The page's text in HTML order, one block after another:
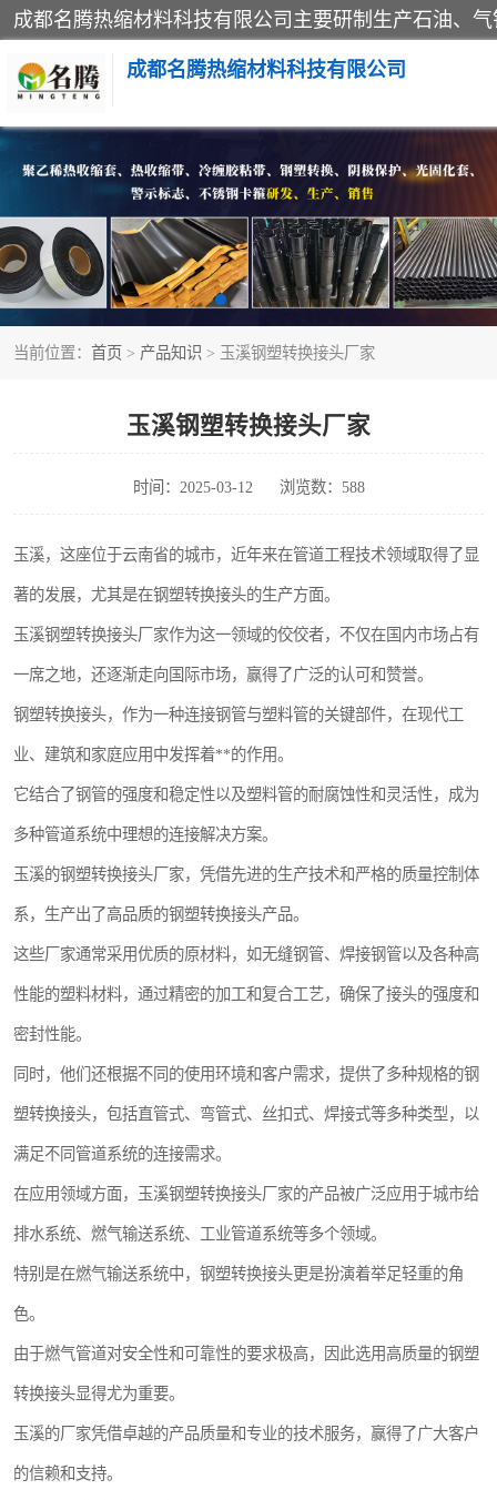
成都名腾热缩材料科技有限公司
当前位置： 首页 > 产品知识 > 玉溪钢塑转换接头厂家
玉溪钢塑转换接头厂家
时间：2025-03-12 浏览数：588
玉溪，这座位于云南省的城市，近年来在管道工程技术领域取得了显
著的发展，尤其是在钢塑转换接头的生产方面。
玉溪钢塑转换接头厂家作为这一领域的佼佼者，不仅在国内市场占有
一席之地，还逐渐走向国际市场，赢得了广泛的认可和赞誉。
钢塑转换接头，作为一种连接钢管与塑料管的关键部件，在现代工
业、建筑和家庭应用中发挥着**的作用。
它结合了钢管的强度和稳定性以及塑料管的耐腐蚀性和灵活性，成为
多种管道系统中理想的连接解决方案。
玉溪的钢塑转换接头厂家，凭借先进的生产技术和严格的质量控制体
系，生产出了高品质的钢塑转换接头产品。
这些厂家通常采用优质的原材料，如无缝钢管、焊接钢管以及各种高
性能的塑料材料，通过精密的加工和复合工艺，确保了接头的强度和
密封性能。
同时，他们还根据不同的使用环境和客户需求，提供了多种规格的钢
塑转换接头，包括直管式、弯管式、丝扣式、焊接式等多种类型，以
满足不同管道系统的连接需求。
在应用领域方面，玉溪钢塑转换接头厂家的产品被广泛应用于城市给
排水系统、燃气输送系统、工业管道系统等多个领域。
特别是在燃气输送系统中，钢塑转换接头更是扮演着举足轻重的角
色。
由于燃气管道对安全性和可靠性的要求极高，因此选用高质量的钢塑
转换接头显得尤为重要。
玉溪的厂家凭借卓越的产品质量和专业的技术服务，赢得了广大客户
的信赖和支持。
热收缩套（闭口套）
热收缩缠绕带
冷缠胶粘带
燃气管网钢塑转换过渡接头